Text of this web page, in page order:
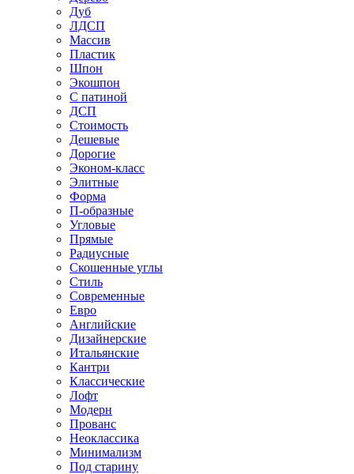
Дуб
ЛДСП
Массив
Пластик
Шпон
Экошпон
С патиной
ДСП
Стоимость
Дешевые
Дорогие
Эконом-класс
Элитные
Форма
П-образные
Угловые
Прямые
Радиусные
Скошенные углы
Стиль
Современные
Евро
Английские
Дизайнерские
Итальянские
Кантри
Классические
Лофт
Модерн
Прованс
Неоклассика
Минимализм
Под старину